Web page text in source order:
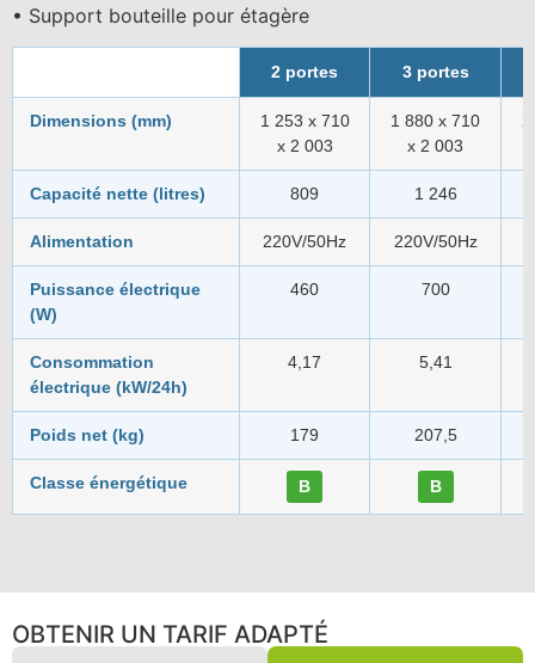
• Support bouteille pour étagère
2 portes 3 portes
Dimensions (mm)
1 253 x 710
x 2 003
1 880 x 710
x 2 003
Capacité nette (litres) 809 1 246
Alimentation 220V/50Hz 220V/50Hz
Puissance électrique
(W)
460 700
Consommation
électrique (kW/24h)
4,17 5,41
Poids net (kg) 179 207,5
Classe énergétique B B
OBTENIR UN TARIF ADAPTÉ